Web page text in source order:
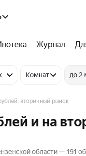
Журнал
Комнат до 2
вторичный рынок
и на
области — 191